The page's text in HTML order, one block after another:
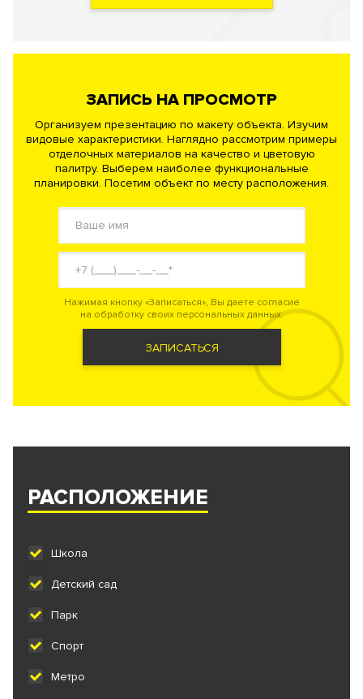
ЗАПИСЬ НА ПРОСМОТР
Организуем презентацию по макету объекта. Изучим
видовые характеристики. Наглядно рассмотрим примеры
отделочных материалов на качество и цветовую
палитру. Выберем наиболее функциональные
планировки. Посетим объект по месту расположения.
Нажимая кнопку «Записаться», Вы даете согласие
на обработку своих персональных данных.
ЗАПИСАТЬСЯ
РАСПОЛОЖЕНИЕ
Школа
Детский сад
Парк
Спорт
Метро